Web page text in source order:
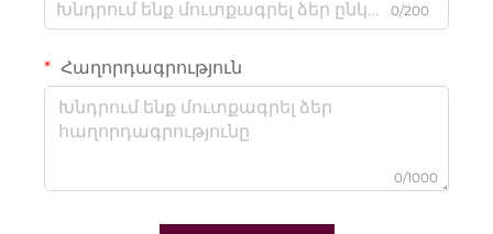
0/200
Հաղորդագրություն
0/1000